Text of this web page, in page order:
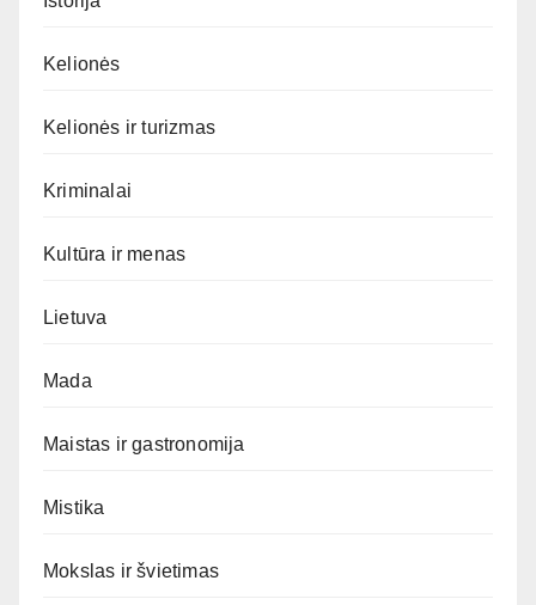
Kelionės
Kelionės ir turizmas
Kriminalai
Kultūra ir menas
Lietuva
Mada
Maistas ir gastronomija
Mistika
Mokslas ir švietimas